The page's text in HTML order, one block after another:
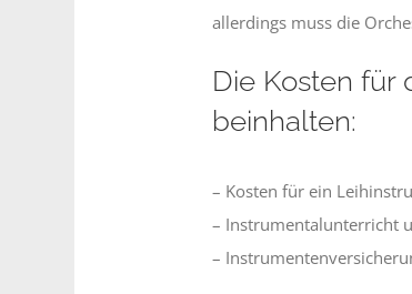
allerdings muss die
Die Kosten für
beinhalten:
– Kosten für ein
– Instrumentalunterricht
–